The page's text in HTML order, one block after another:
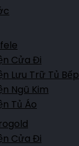
Cửa Đi
Lưu Trữ Tủ Bếp
Ngũ Kim
Tủ Áo
Cửa Đi